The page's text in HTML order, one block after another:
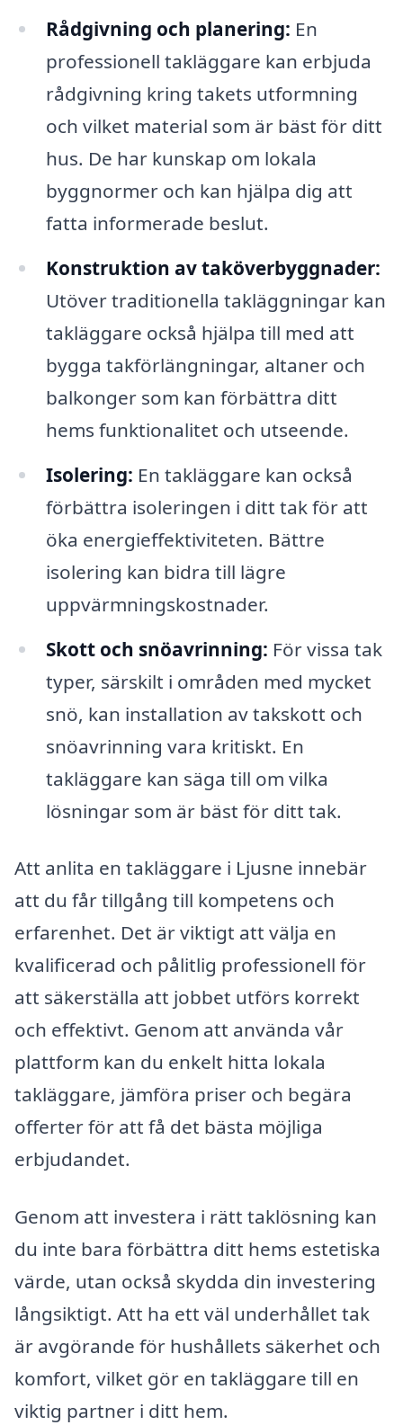
Rådgivning och planering: En
professionell takläggare kan erbjuda
rådgivning kring takets utformning
och vilket material som är bäst för ditt
hus. De har kunskap om lokala
byggnormer och kan hjälpa dig att
fatta informerade beslut.
Konstruktion av taköverbyggnader:
Utöver traditionella takläggningar kan
takläggare också hjälpa till med att
bygga takförlängningar, altaner och
balkonger som kan förbättra ditt
hems funktionalitet och utseende.
Isolering: En takläggare kan också
förbättra isoleringen i ditt tak för att
öka energieffektiviteten. Bättre
isolering kan bidra till lägre
uppvärmningskostnader.
Skott och snöavrinning: För vissa tak
typer, särskilt i områden med mycket
snö, kan installation av takskott och
snöavrinning vara kritiskt. En
takläggare kan säga till om vilka
lösningar som är bäst för ditt tak.
Att anlita en takläggare i Ljusne innebär
att du får tillgång till kompetens och
erfarenhet. Det är viktigt att välja en
kvalificerad och pålitlig professionell för
att säkerställa att jobbet utförs korrekt
och effektivt. Genom att använda vår
plattform kan du enkelt hitta lokala
takläggare, jämföra priser och begära
offerter för att få det bästa möjliga
erbjudandet.
Genom att investera i rätt taklösning kan
du inte bara förbättra ditt hems estetiska
värde, utan också skydda din investering
långsiktigt. Att ha ett väl underhållet tak
är avgörande för hushållets säkerhet och
komfort, vilket gör en takläggare till en
viktig partner i ditt hem.